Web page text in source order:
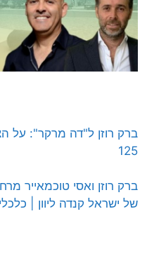
ברק רוזן ל"דה מרקר": על
125
ברק רוזן ואסי טוכמאייר
של ישראל קנדה ליוון |